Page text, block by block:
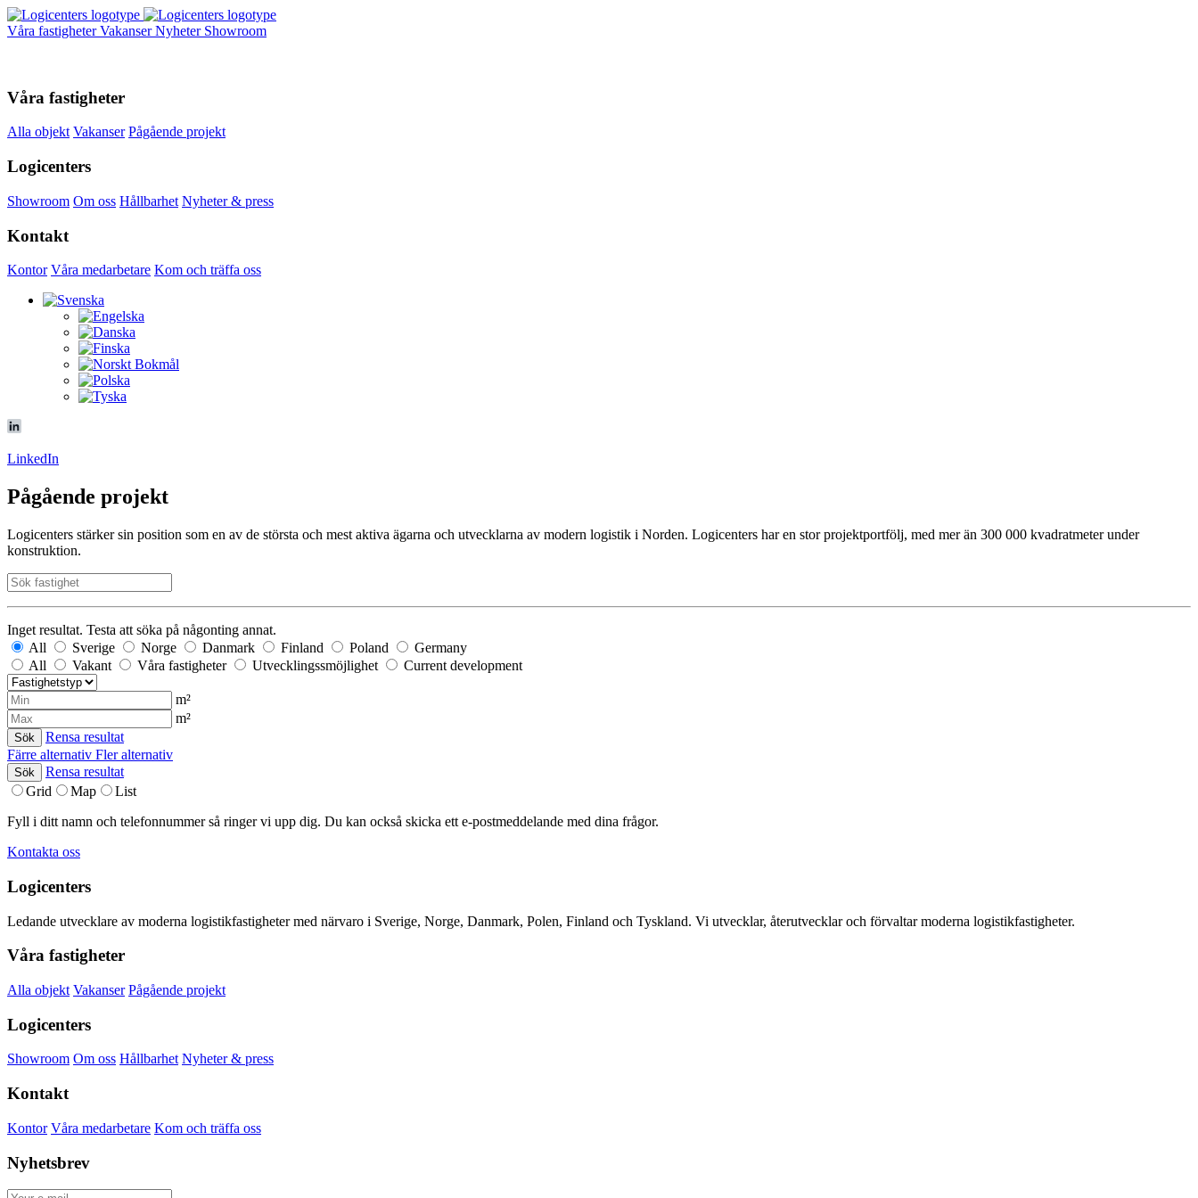
Våra fastigheterVakanserNyheter Showroom
Våra fastigheter
Alla objekt Vakanser Pågående projekt
Logicenters
Showroom Om oss Hållbarhet Nyheter & press
Kontakt
Kontor Våra medarbetare Kom och träffa oss
LinkedIn
Pågående projekt
Logicenters stärker sin position som en av de största och mest aktiva ägarna och utvecklarna av modern logistik i Norden. Logicenters har en stor projektportfölj, med mer än 300 000 kvadratmeter under
konstruktion.
Inget resultat. Testa att söka på någonting annat.
All
Sverige Norge Danmark Finland Poland
Germany
All
Vakant Våra fastigheter Utvecklingssmöjlighet Current development
m²
m²
Sök
Rensa resultat
Färre alternativ Fler alternativ
Sök
Rensa resultat
Grid
Map
List
Fyll i ditt namn och telefonnummer så ringer vi upp dig. Du kan också skicka ett e-postmeddelande med dina frågor.
Kontakta oss
Logicenters
Ledande utvecklare av moderna logistikfastigheter med närvaro i Sverige, Norge, Danmark, Polen, Finland och Tyskland. Vi utvecklar, återutvecklar och förvaltar moderna logistikfastigheter.
Våra fastigheter
Alla objekt Vakanser Pågående projekt
Logicenters
Showroom Om oss Hållbarhet Nyheter & press
Kontakt
Kontor Våra medarbetare Kom och träffa oss
Nyhetsbrev